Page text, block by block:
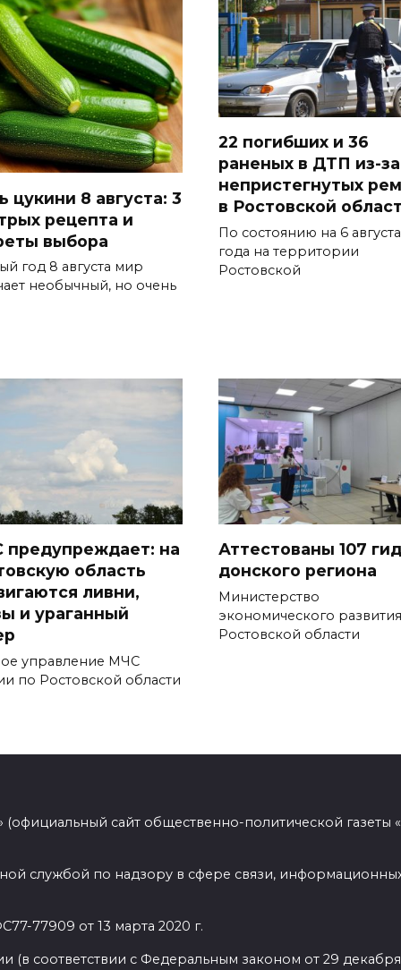
цукини 8 августа: 3
рецепта и
выбора
год 8 августа мир
необычный, но очень
22 погибших и 36
раненых в ДТП из-за
непристегнутых
в Ростовской
По состоянию на 6
года на территории
Ростовской
на
область
ливни,
и ураганный
управление МЧС
по Ростовской области
Аттестованы 107
донского региона
Министерство
экономического развития
Ростовской области
сайт общественно-политической газеты
службой по надзору в сфере связи,
77909 от 13 марта 2020 г.
соответствии с Федеральным законом от 29